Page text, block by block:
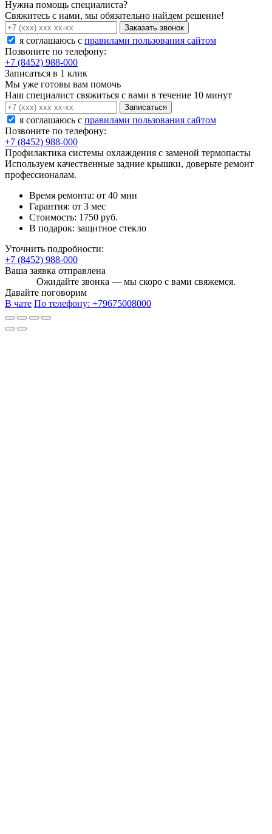
Нужна помощь специалиста?
Свяжитесь с нами, мы обязательно найдем решение!
Заказать звонок
я соглашаюсь c правилами пользования сайтом
Позвоните по телефону:
+7 (8452) 988-000
Записаться в 1 клик
Мы уже готовы вам помочь
Наш специалист свяжиться с вами в течение 10 минут
Записаться
я соглашаюсь c правилами пользования сайтом
Позвоните по телефону:
+7 (8452) 988-000
Профилактика системы охлаждения с заменой термопасты
Используем качественные задние крышки, доверьте ремонт
профессионалам.
Время ремонта: от 40 мин
Гарантия: от 3 мес
Стоимость: 1750 руб.
В подарок: защитное стекло
Уточнить подробности:
+7 (8452) 988-000
Ваша заявка отправлена
Ожидайте звонка — мы скоро с вами свяжемся.
Давайте поговорим
В чате По телефону: +79675008000